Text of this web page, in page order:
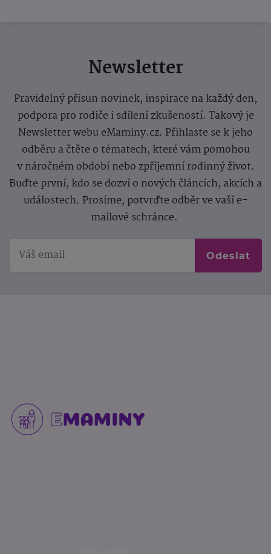
Newsletter
Pravidelný přísun novinek, inspirace na každý den,
podpora pro rodiče i sdílení zkušeností. Takový je
Newsletter webu eMaminy.cz. Přihlaste se k jeho
odběru a čtěte o tématech, které vám pomohou
v náročném období nebo zpříjemní rodinný život.
Buďte první, kdo se dozví o nových článcích, akcích a
událostech. Prosíme, potvrďte odběr ve vaší e-
mailové schránce.
Odeslat